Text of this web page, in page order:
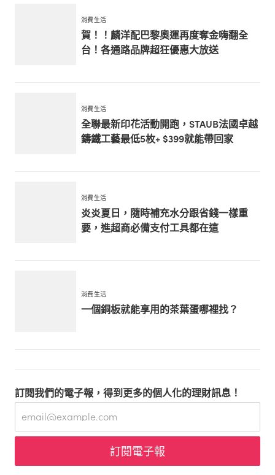
消費生活
賀！！麟洋配巴黎奧運再度奪金嗨翻全
台！各通路品牌超狂優惠大放送
消費生活
全聯最新印花活動開跑，STAUB法國卓越
鑄鐵工藝最低5枚+ $399就能帶回家
消費生活
炎炎夏日，隨時補充水分跟省錢一樣重
要，進超商必備支付工具都在這
消費生活
一個銅板就能享用的茶葉蛋哪裡找？
訂閱我們的電子報，得到更多的個人化的理財訊息！